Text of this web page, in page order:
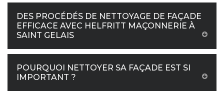
DES PROCÉDÉS DE NETTOYAGE DE FAÇADE
EFFICACE AVEC HELFRITT MAÇONNERIE À
SAINT GELAIS
POURQUOI NETTOYER SA FAÇADE EST SI
IMPORTANT ?